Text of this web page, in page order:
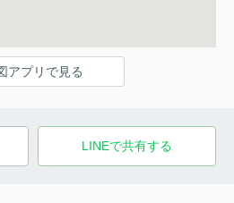
アプリで見る
LINEで共有する